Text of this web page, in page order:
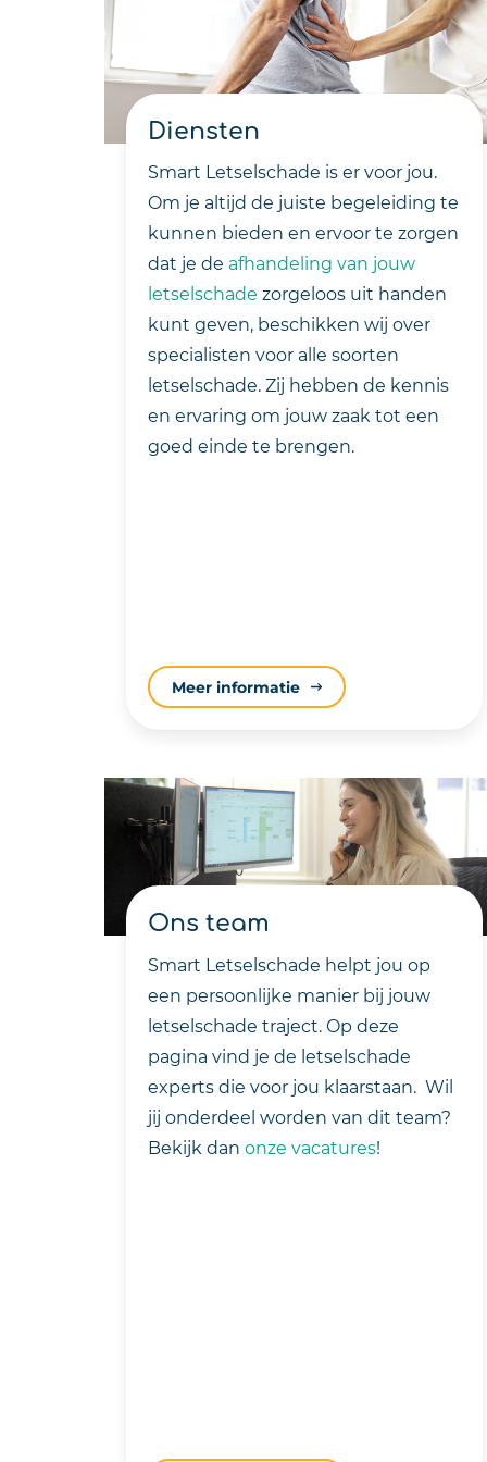
Diensten
Smart Letselschade is er voor jou.
Om je altijd de juiste begeleiding te
kunnen bieden en ervoor te zorgen
dat je de afhandeling van jouw
letselschade zorgeloos uit handen
kunt geven, beschikken wij over
specialisten voor alle soorten
letselschade. Zij hebben de kennis
en ervaring om jouw zaak tot een
goed einde te brengen.
Meer informatie
Ons team
Smart Letselschade helpt jou op
een persoonlijke manier bij jouw
letselschade traject. Op deze
pagina vind je de letselschade
experts die voor jou klaarstaan. Wil
jij onderdeel worden van dit team?
Bekijk dan onze vacatures!